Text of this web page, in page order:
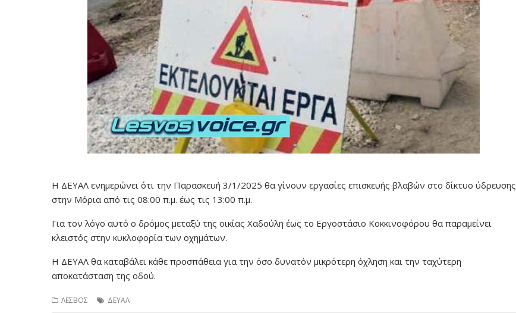
Η ΔΕΥΑΛ ενημερώνει ότι την Παρασκευή 3/1/2025 θα γίνουν εργασίες επισκευής βλαβών στο δίκτυο ύδρευσης
στην Μόρια από τις 08:00 π.μ. έως τις 13:00 π.μ.
Για τον λόγο αυτό ο δρόμος μεταξύ της οικίας Χαδούλη έως το Εργοστάσιο Κοκκινοφόρου θα παραμείνει
κλειστός στην κυκλοφορία των οχημάτων.
Η ΔΕΥΑΛ θα καταβάλει κάθε προσπάθεια για την όσο δυνατόν μικρότερη όχληση και την ταχύτερη
αποκατάσταση της οδού.
ΛΕΣΒΟΣ ΔΕΥΑΛ